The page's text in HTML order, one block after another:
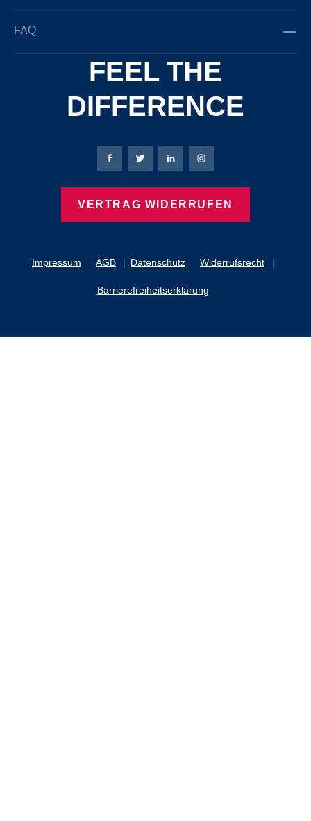
FAQ
FEEL THE
DIFFERENCE
Impressum AGB Datenschutz Widerrufsrecht
Barrierefreiheitserklärung
Bierbaum-Proenen Facebook-Seite
Bierbaum-Proenen Twitter Seite
Bierbaum-Proenen LinkedIn
Bierbaum-Proenen
VERTRAG WIDERRUFEN